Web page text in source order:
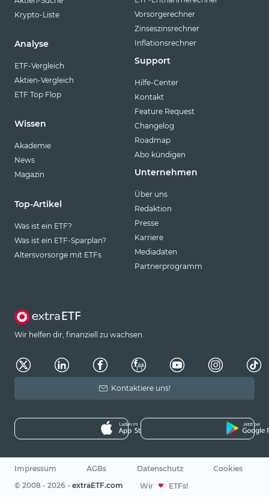
Krypto-Liste
Analyse
ETF-Vergleich
Aktien-Vergleich
ETF Top Flop
Wissen
Akademie
News
Magazin
Top-Artikel
Was ist ein ETF?
Was ist ein ETF-Sparplan?
Altersvorsorge mit ETFs
Vorsorgerechner
Zinseszinsrechner
Inflationsrechner
Support
Hilfe-Center
Kontakt
Feature Request
Changelog
Roadmap
Abo kündigen
Unternehmen
Über uns
Redaktion
Presse
Karriere
Mediadaten
Partnerprogramm
Wir helfen dir, finanziell zu wachsen.
Kontaktiere uns!
Impressum AGBs Datenschutz
Cookies
© 2008 - 2026 - extraETF.com Wir ETFs!